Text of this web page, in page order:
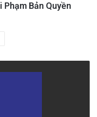
Phạm Bản Quyền